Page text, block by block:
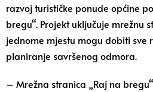
razvoj turističke ponude općine
bregu“. Projekt uključuje mrežnu
jednome mjestu mogu dobiti sve
planiranje savršenog odmora.
– Mrežna stranica „Raj na